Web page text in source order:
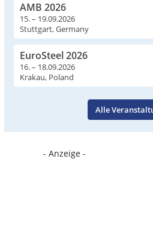
AMB 2026
15. – 19.09.2026
Stuttgart, Germany
EuroSteel 2026
16. – 18.09.2026
Krakau, Poland
Alle
- Anzeige -